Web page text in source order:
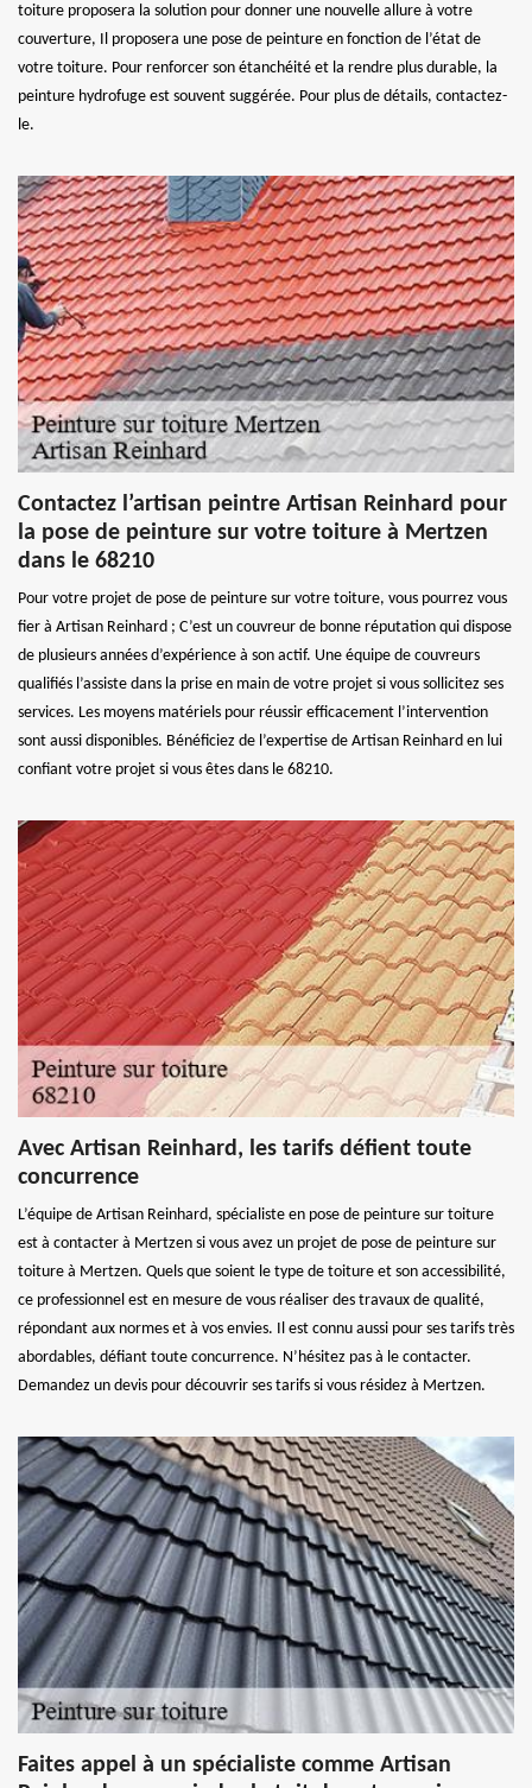
toiture proposera la solution pour donner une nouvelle allure à votre
couverture, Il proposera une pose de peinture en fonction de l’état de
votre toiture. Pour renforcer son étanchéité et la rendre plus durable, la
peinture hydrofuge est souvent suggérée. Pour plus de détails, contactez-
le.
Contactez l’artisan peintre Artisan Reinhard pour
la pose de peinture sur votre toiture à Mertzen
dans le 68210
Pour votre projet de pose de peinture sur votre toiture, vous pourrez vous
fier à Artisan Reinhard ; C’est un couvreur de bonne réputation qui dispose
de plusieurs années d’expérience à son actif. Une équipe de couvreurs
qualifiés l’assiste dans la prise en main de votre projet si vous sollicitez ses
services. Les moyens matériels pour réussir efficacement l’intervention
sont aussi disponibles. Bénéficiez de l’expertise de Artisan Reinhard en lui
confiant votre projet si vous êtes dans le 68210.
Avec Artisan Reinhard, les tarifs défient toute
concurrence
L’équipe de Artisan Reinhard, spécialiste en pose de peinture sur toiture
est à contacter à Mertzen si vous avez un projet de pose de peinture sur
toiture à Mertzen. Quels que soient le type de toiture et son accessibilité,
ce professionnel est en mesure de vous réaliser des travaux de qualité,
répondant aux normes et à vos envies. Il est connu aussi pour ses tarifs très
abordables, défiant toute concurrence. N’hésitez pas à le contacter.
Demandez un devis pour découvrir ses tarifs si vous résidez à Mertzen.
Faites appel à un spécialiste comme Artisan